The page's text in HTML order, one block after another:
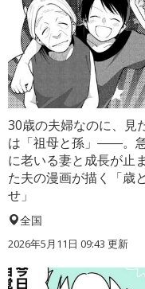
30歳の夫婦なのに、見
は「祖母と孫」――。
に老いる妻と成長が止
た夫の漫画が描く「歳
せ」
全国
2026年5月11日 09:43 更新